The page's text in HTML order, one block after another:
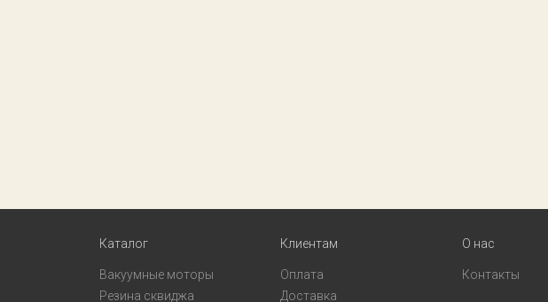
Каталог
Вакуумные моторы
Резина сквиджа
Клиентам
Оплата
Доставка
О нас
Контакты